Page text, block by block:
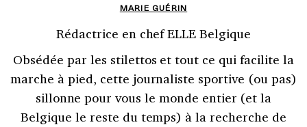
MARIE GUÉRIN
Rédactrice en chef ELLE Belgique
Obsédée par les stilettos et tout ce qui facilite la
marche à pied, cette journaliste sportive (ou pas)
sillonne pour vous le monde entier (et la
Belgique le reste du temps) à la recherche de